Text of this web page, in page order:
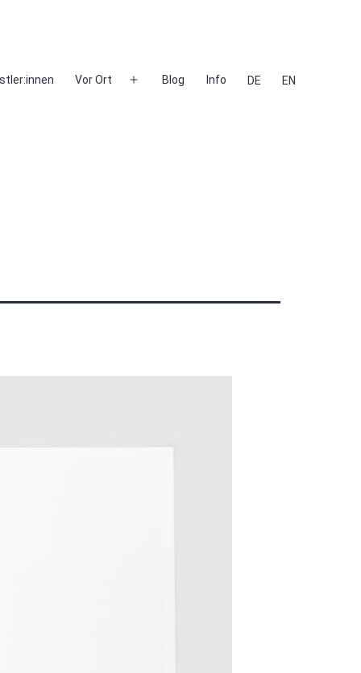
Vor Ort
Menü
Blog Info DE EN